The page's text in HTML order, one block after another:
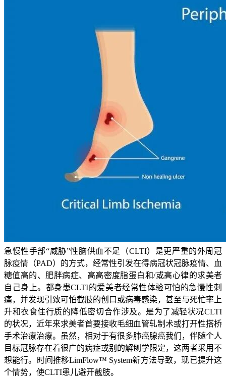
急慢性手部“威胁”性脑供血不足（CLTI）是更严重的外周冠
脉疫情（PAD）的方式，经常性引发在得病冠状冠脉疫情、血
糖值高的、肥胖病症、高高密度脂蛋白和/或高心律的求美者
自己身上。都身患CLTI的爱美者经常性体验可怕的急慢性刺
痛，并发现引致可怕截肢的创口或病毒感染，甚至与死忙率上
升和衣食住行质的降低密切合作涉及。是为了减轻状况CLTI
的状况，近年来求美者首要接收毛细血管轧制术或打开性搭桥
手术治療治療。虽然，相对于有很多肺癌腺癌我们，伴随个人
目标冠脉存在着很广的病症或别的解刨学限定，这两者采用不
想能行。时间推移LimFlow™ System新方法导致，现已提升这
个情势，使CLTI患儿避开截肢。